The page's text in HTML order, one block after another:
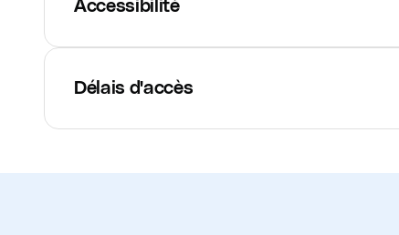
Accessibilité
Délais d'accès